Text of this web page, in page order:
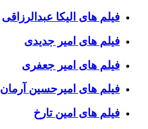
فیلم های الیکا عبدالرزاقی
فیلم های امیر جدیدی
فیلم های امیر جعفری
فیلم های امیرحسین آرمان
فیلم های امین تارخ